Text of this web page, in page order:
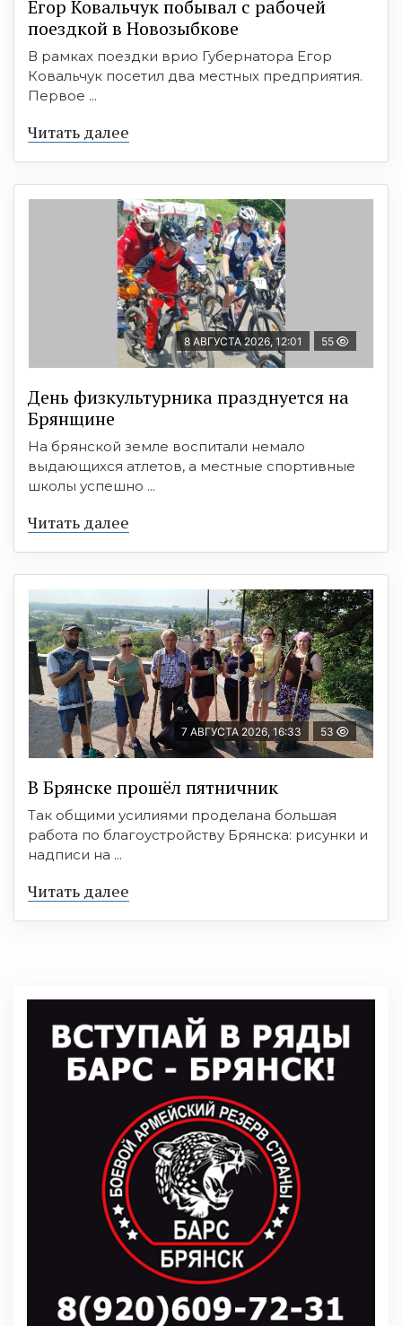
Егор Ковальчук побывал с рабочей
поездкой в Новозыбкове
В рамках поездки врио Губернатора Егор
Ковальчук посетил два местных предприятия.
Первое ...
Читать далее
8 АВГУСТА 2026, 12:01 55
День физкультурника празднуется на
Брянщине
На брянской земле воспитали немало
выдающихся атлетов, а местные спортивные
школы успешно ...
Читать далее
7 АВГУСТА 2026, 16:33 53
В Брянске прошёл пятничник
Так общими усилиями проделана большая
работа по благоустройству Брянска: рисунки и
надписи на ...
Читать далее